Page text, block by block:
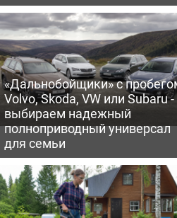
«Дальнобойщики» с
Volvo, Skoda, VW или Subaru -
выбираем надежный
полноприводный универсал
для семьи